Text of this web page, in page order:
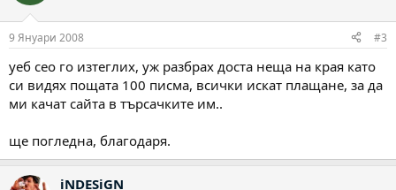
9 Януари 2008 #3
уеб сео го изтеглих, уж разбрах доста неща на края като
си видях пощата 100 писма, всички искат плащане, за да
ми качат сайта в търсачките им..
ще погледна, благодаря.
iNDESiGN